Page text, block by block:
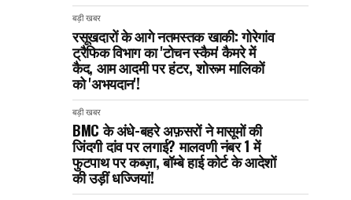
बड़ी खबर
रसूखदारों के आगे नतमस्तक खाकी: गोरेगांव
ट्रैफिक विभाग का 'टोचन स्कैम' कैमरे में
कैद, आम आदमी पर हंटर, शोरूम मालिकों
को 'अभयदान'!
बड़ी खबर
BMC के अंधे-बहरे अफ़सरों ने मासूमों की
जिंदगी दांव पर लगाई? मालवणी नंबर 1 में
फुटपाथ पर कब्ज़ा, बॉम्बे हाई कोर्ट के आदेशों
की उड़ीं धज्जियां!